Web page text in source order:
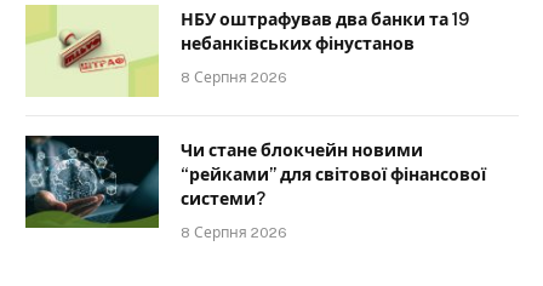
НБУ оштрафував два банки та 19
небанківських фінустанов
8 Серпня 2026
Чи стане блокчейн новими
“рейками” для світової фінансової
системи?
8 Серпня 2026